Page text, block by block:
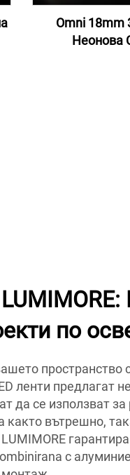
Omni 18mm
Неонова
по
пространство
ленти предлагат
да се използват за
както вътрешно,
с